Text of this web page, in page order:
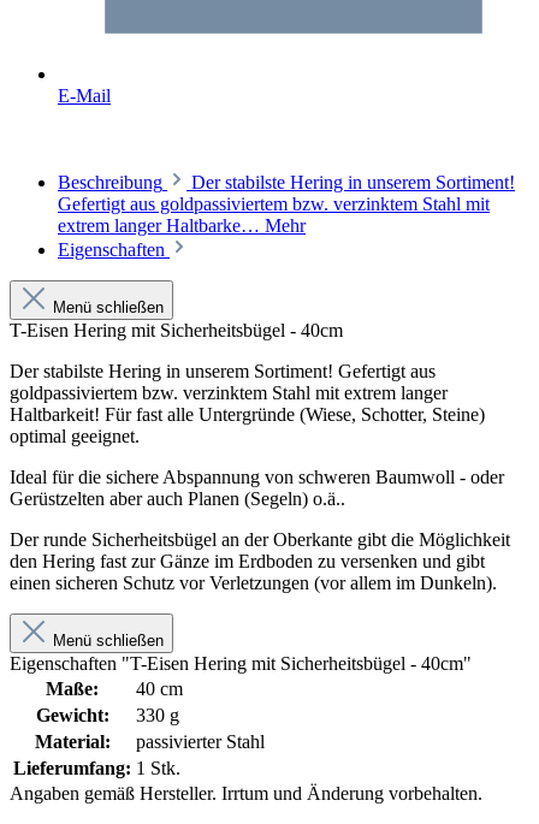
E-Mail
Beschreibung
Der stabilste Hering in unserem Sortiment!
Gefertigt aus goldpassiviertem bzw. verzinktem Stahl mit
extrem langer Haltbarke… Mehr
Eigenschaften
Menü schließen
T-Eisen Hering mit Sicherheitsbügel - 40cm
Der stabilste Hering in unserem Sortiment! Gefertigt aus
goldpassiviertem bzw. verzinktem Stahl mit extrem langer
Haltbarkeit! Für fast alle Untergründe (Wiese, Schotter, Steine)
optimal geeignet.
Ideal für die sichere Abspannung von schweren Baumwoll - oder
Gerüstzelten aber auch Planen (Segeln) o.ä..
Der runde Sicherheitsbügel an der Oberkante gibt die Möglichkeit
den Hering fast zur Gänze im Erdboden zu versenken und gibt
einen sicheren Schutz vor Verletzungen (vor allem im Dunkeln).
Menü schließen
Eigenschaften "T-Eisen Hering mit Sicherheitsbügel - 40cm"
Maße:
40 cm
Gewicht:
330 g
Material:
passivierter Stahl
Lieferumfang: 1 Stk.
Angaben gemäß Hersteller. Irrtum und Änderung vorbehalten.